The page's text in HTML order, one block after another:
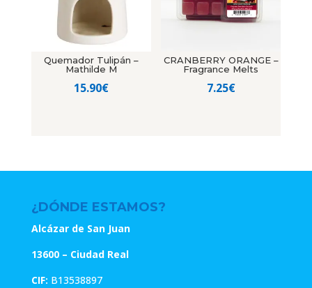
Quemador Tulipán –
Mathilde M
15.90€
CRANBERRY ORANGE –
Fragrance Melts
7.25€
¿DÓNDE ESTAMOS?
Alcázar de San Juan
13600 – Ciudad Real
CIF: B13538897